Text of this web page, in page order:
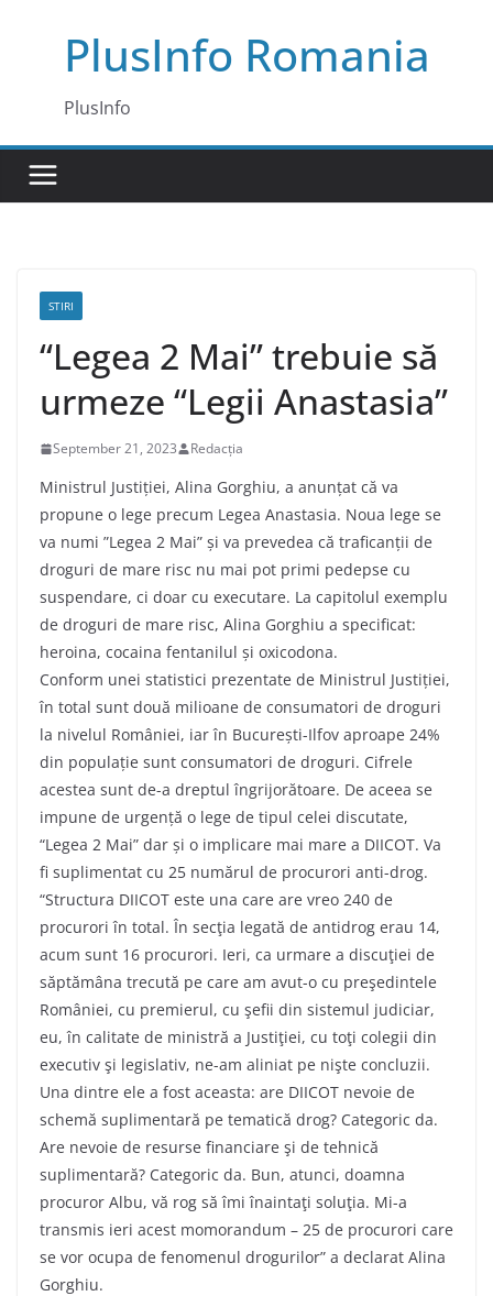
PlusInfo Romania
PlusInfo
STIRI
“Legea 2 Mai” trebuie să
urmeze “Legii Anastasia”
September 21, 2023 Redacția
Ministrul Justiției, Alina Gorghiu, a anunțat că va
propune o lege precum Legea Anastasia. Noua lege se
va numi ”Legea 2 Mai” și va prevedea că traficanții de
droguri de mare risc nu mai pot primi pedepse cu
suspendare, ci doar cu executare. La capitolul exemplu
de droguri de mare risc, Alina Gorghiu a specificat:
heroina, cocaina fentanilul și oxicodona.
Conform unei statistici prezentate de Ministrul Justiției,
în total sunt două milioane de consumatori de droguri
la nivelul României, iar în București-Ilfov aproape 24%
din populație sunt consumatori de droguri. Cifrele
acestea sunt de-a dreptul îngrijorătoare. De aceea se
impune de urgență o lege de tipul celei discutate,
“Legea 2 Mai” dar și o implicare mai mare a DIICOT. Va
fi suplimentat cu 25 numărul de procurori anti-drog.
“Structura DIICOT este una care are vreo 240 de
procurori în total. În secţia legată de antidrog erau 14,
acum sunt 16 procurori. Ieri, ca urmare a discuţiei de
săptămâna trecută pe care am avut-o cu preşedintele
României, cu premierul, cu şefii din sistemul judiciar,
eu, în calitate de ministră a Justiţiei, cu toţi colegii din
executiv şi legislativ, ne-am aliniat pe nişte concluzii.
Una dintre ele a fost aceasta: are DIICOT nevoie de
schemă suplimentară pe tematică drog? Categoric da.
Are nevoie de resurse financiare şi de tehnică
suplimentară? Categoric da. Bun, atunci, doamna
procuror Albu, vă rog să îmi înaintaţi soluţia. Mi-a
transmis ieri acest momorandum – 25 de procurori care
se vor ocupa de fenomenul drogurilor” a declarat Alina
Gorghiu.